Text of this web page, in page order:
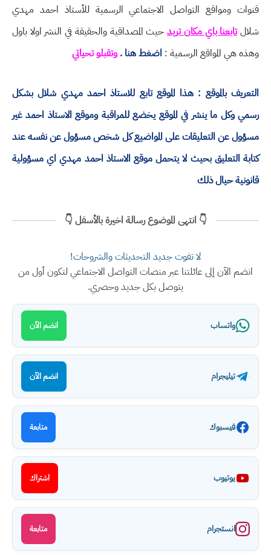
قنوات ومواقع التواصل الاجتماعي الرسمية للأستاذ احمد مهدي
شلالتابعنا باي مكان تريدحيث المصداقية والحقيقة في النشر اولا باول
وهذه هي المواقع الرسمية : اضغط هنا .وتقبلو تحياتي
التعريف بالموقع : هذا الموقع تابع للاستاذ احمد مهدي شلال بشكل
رسمي وكل ما ينشر في الموقع يخضع للمراقبة وموقع الاستاذ احمد غير
مسؤول عن التعليقات على المواضيع كل شخص مسؤول عن نفسه عند
كتابة التعليق بحيث لا يتحمل موقع الاستاذ احمد مهدي اي مسؤولية
قانونية حيال ذلك
👇 انتهى الموضوع رسالة اخيرة بالأسفل 👇
لا تفوت جديد التحديثات والشروحات!
انضم الآن إلى عائلتنا عبر منصات التواصل الاجتماعي لتكون أول من
يتوصل بكل جديد وحصري.
واتساب انضم الآن
تيليجرام انضم الآن
فيسبوك متابعة
يوتيوب اشتراك
انستجرام متابعة